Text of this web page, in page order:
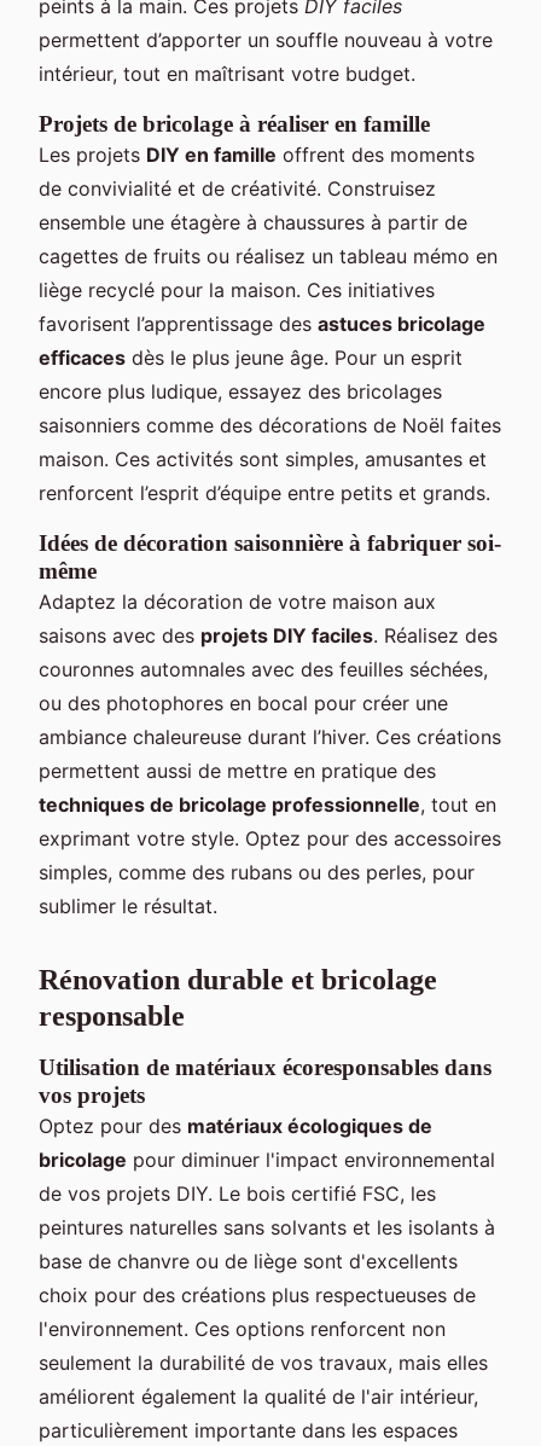
peints à la main. Ces projets DIY faciles
permettent d’apporter un souffle nouveau à votre
intérieur, tout en maîtrisant votre budget.
Projets de bricolage à réaliser en famille
Les projets DIY en famille offrent des moments
de convivialité et de créativité. Construisez
ensemble une étagère à chaussures à partir de
cagettes de fruits ou réalisez un tableau mémo en
liège recyclé pour la maison. Ces initiatives
favorisent l’apprentissage des astuces bricolage
efficaces dès le plus jeune âge. Pour un esprit
encore plus ludique, essayez des bricolages
saisonniers comme des décorations de Noël faites
maison. Ces activités sont simples, amusantes et
renforcent l’esprit d’équipe entre petits et grands.
Idées de décoration saisonnière à fabriquer soi-
même
Adaptez la décoration de votre maison aux
saisons avec des projets DIY faciles. Réalisez des
couronnes automnales avec des feuilles séchées,
ou des photophores en bocal pour créer une
ambiance chaleureuse durant l’hiver. Ces créations
permettent aussi de mettre en pratique des
techniques de bricolage professionnelle, tout en
exprimant votre style. Optez pour des accessoires
simples, comme des rubans ou des perles, pour
sublimer le résultat.
Rénovation durable et bricolage
responsable
Utilisation de matériaux écoresponsables dans
vos projets
Optez pour des matériaux écologiques de
bricolage pour diminuer l'impact environnemental
de vos projets DIY. Le bois certifié FSC, les
peintures naturelles sans solvants et les isolants à
base de chanvre ou de liège sont d'excellents
choix pour des créations plus respectueuses de
l'environnement. Ces options renforcent non
seulement la durabilité de vos travaux, mais elles
améliorent également la qualité de l'air intérieur,
particulièrement importante dans les espaces